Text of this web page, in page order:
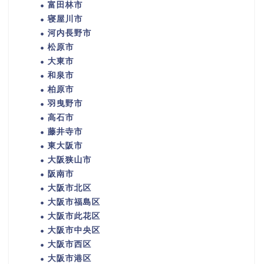
富田林市
寝屋川市
河内長野市
松原市
大東市
和泉市
柏原市
羽曳野市
高石市
藤井寺市
東大阪市
大阪狭山市
阪南市
大阪市北区
大阪市福島区
大阪市此花区
大阪市中央区
大阪市西区
大阪市港区